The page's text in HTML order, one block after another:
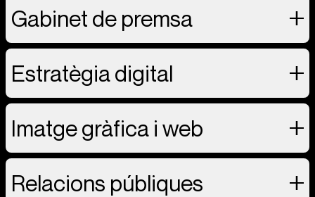
Gabinet de premsa
Estratègia digital
Imatge gràfica i web
Relacions públiques